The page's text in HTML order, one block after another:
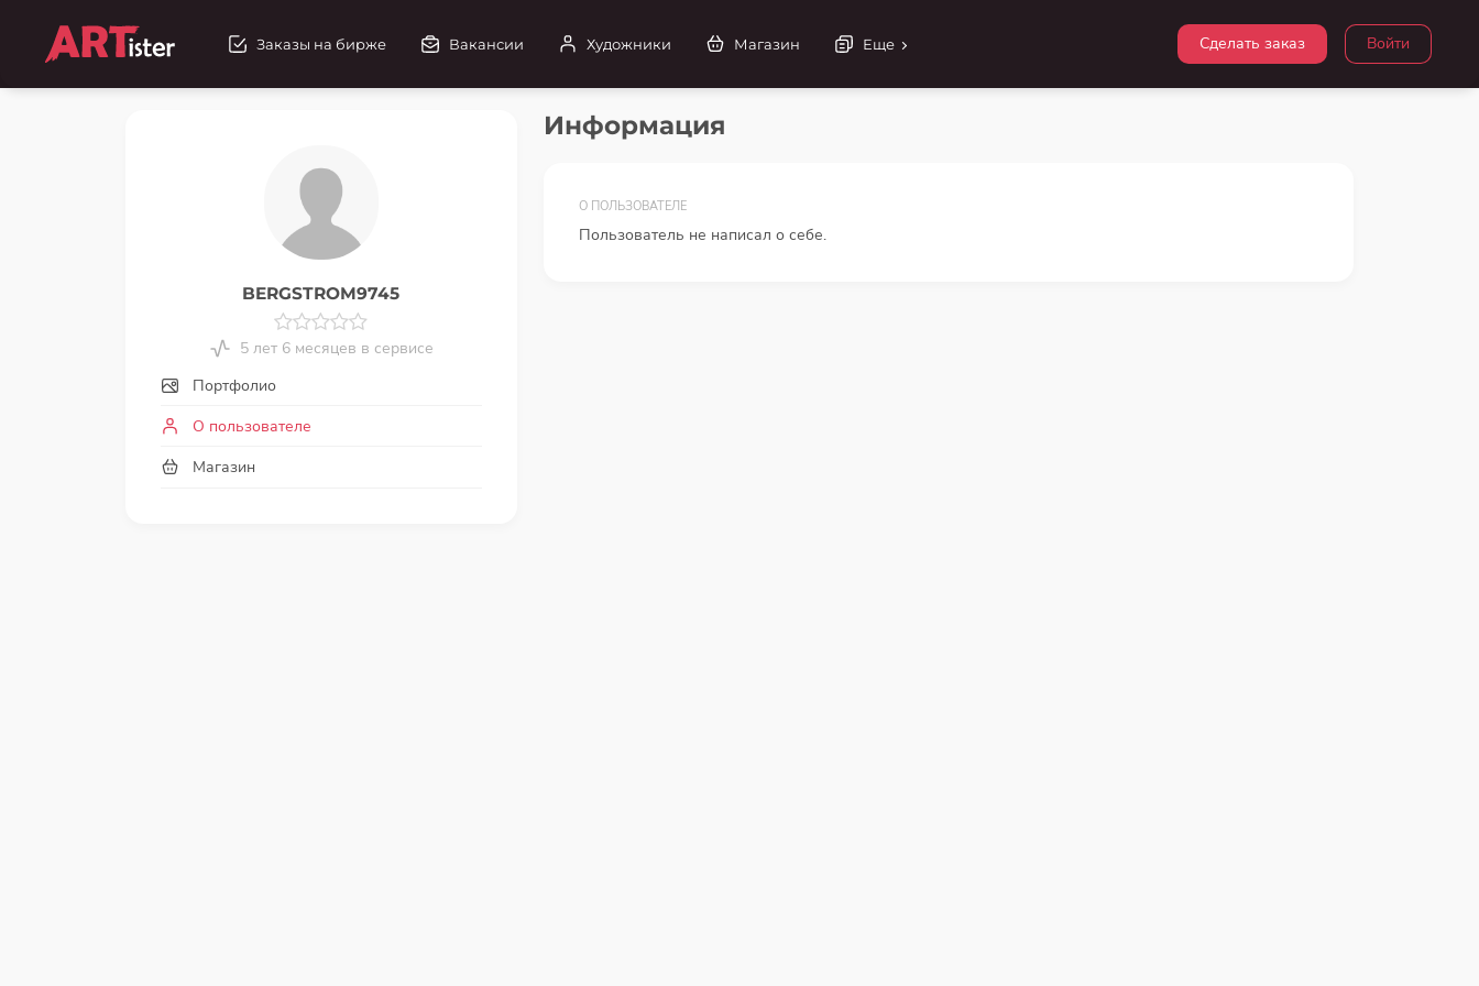
Войти
Сделать заказ
Заказы на бирже Вакансии Художники Магазин Еще
BERGSTROM9745
5 лет 6 месяцев в сервисе
Портфолио
О пользователе
Магазин
Информация
О ПОЛЬЗОВАТЕЛЕ
Пользователь не написал о себе.